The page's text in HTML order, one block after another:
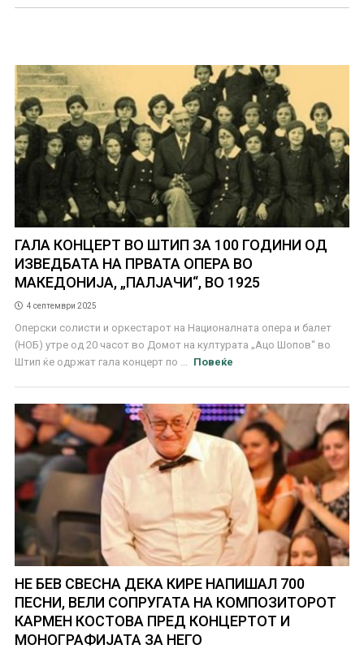
ГАЛА КОНЦЕРТ ВО ШТИП ЗА 100 ГОДИНИ ОД
ИЗВЕДБАТА НА ПРВАТА ОПЕРА ВО
МАКЕДОНИЈА, „ПАЛЈАЧИ“, ВО 1925
4 септември 2025
Оперски солисти и оркестарот на Националната опера и балет
(НОБ) утре од 20 часот во Домот на културата „Ацо Шопов“ во
Штип ќе одржат гала концерт по ...
Повеќе
НЕ БЕВ СВЕСНА ДЕКА КИРЕ НАПИШАЛ 700
ПЕСНИ, ВЕЛИ СОПРУГАТА НА КОМПОЗИТОРОТ
КАРМЕН КОСТОВА ПРЕД КОНЦЕРТОТ И
МОНОГРАФИЈАТА ЗА НЕГО